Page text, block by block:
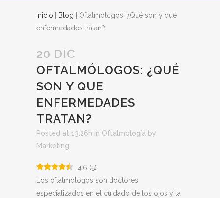
Inicio Blog
Oftalmólogos: ¿Qué son y que
enfermedades tratan?
20 DIC
OFTALMÓLOGOS: ¿QUÉ
SON Y QUE
ENFERMEDADES
TRATAN?
Posted at 13:26h in Oftalmología by
Marketing
4.6 (5)
Los oftalmólogos son doctores
especializados en el cuidado de los ojos y la